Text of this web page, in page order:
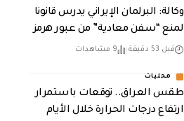
وكالة: البرلمان الإيراني يدرس قانونا
لمنع “سفن معادية” من عبور هرمز
قبل 53 دقيقة 9 مشاهدات
محليات
طقس العراق.. توقعات باستمرار
ارتفاع درجات الحرارة خلال الأيام